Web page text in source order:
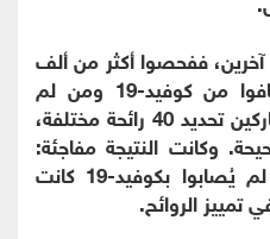
آخرين، ففحصوا أكثر من ألف
أمريكي، بمن فيهم من تعافوا من كوفيد-19 ومن لم
يتعافوا منه. طُلب من المشاركين تحديد 40 رائحة مختلفة،
وكانت النتيجة مفاجئة:
60% من الأشخاص الذين لم يُصابوا بكوفيد-19 كانت
الروائح.